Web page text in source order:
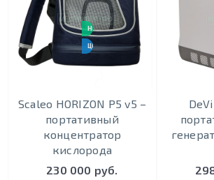
НОВИНКА
ЦЕНА-КАЧЕСТВО
Scaleo HORIZON P5 v5 –
портативный
концентратор
кислорода
230 000 руб.